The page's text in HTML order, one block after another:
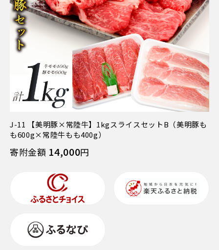
J-11 【美明豚×常陸牛】1kgスライスセットB（美明豚も
も600g×常陸牛もも400g）
寄附金額 14,000円